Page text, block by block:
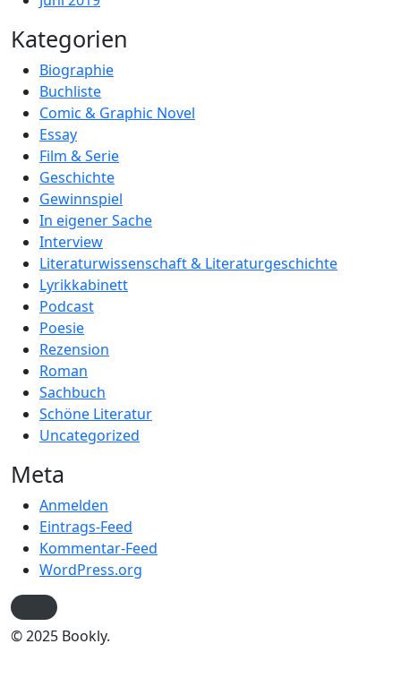
Kategorien
Biographie
Buchliste
Comic & Graphic Novel
Essay
Film & Serie
Geschichte
Gewinnspiel
In eigener Sache
Interview
Literaturwissenschaft & Literaturgeschichte
Lyrikkabinett
Podcast
Poesie
Rezension
Roman
Sachbuch
Schöne Literatur
Uncategorized
Meta
Anmelden
Eintrags-Feed
Kommentar-Feed
WordPress.org
© 2025 Bookly.